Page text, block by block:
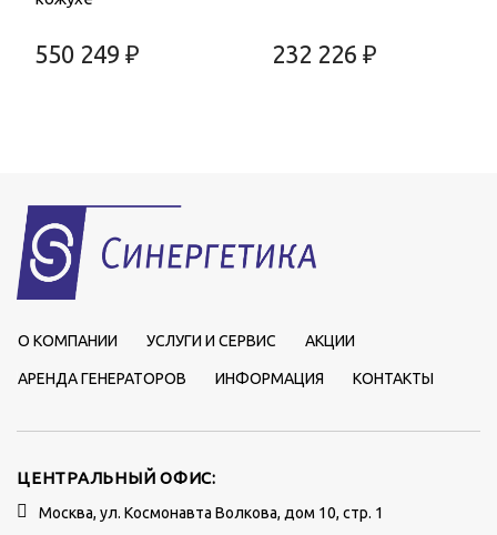
550 249 ₽ 232 226 ₽
О КОМПАНИИ УСЛУГИ И СЕРВИС АКЦИИ
АРЕНДА ГЕНЕРАТОРОВ ИНФОРМАЦИЯ КОНТАКТЫ
ЦЕНТРАЛЬНЫЙ ОФИС:
Москва, ул. Космонавта Волкова, дом 10, стр. 1